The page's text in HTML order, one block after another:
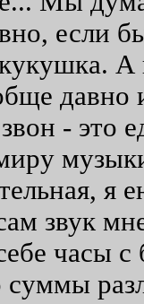
если
А
давно
- это
я
звук
часы
суммы